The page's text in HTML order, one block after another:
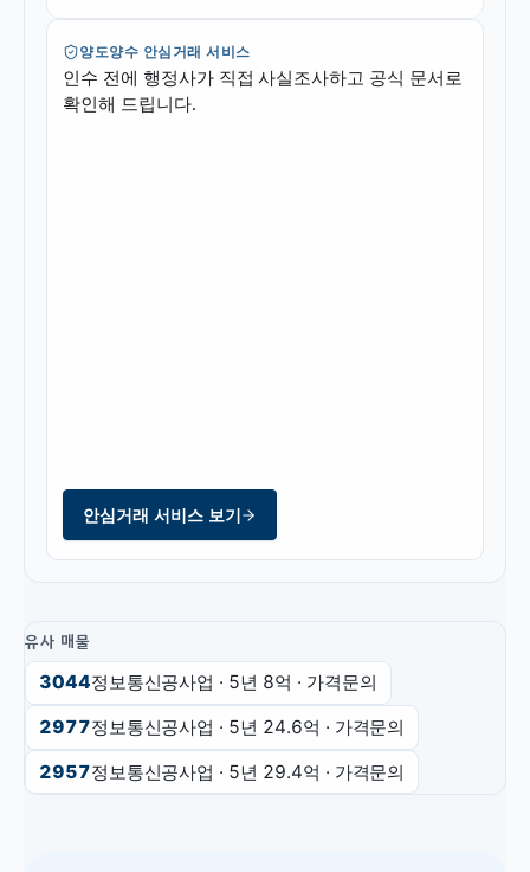
양도양수 안심거래 서비스
인수 전에 행정사가 직접 사실조사하고 공식 문서로
확인해 드립니다.
안심거래 서비스 보기
유사 매물
3044정보통신공사업 · 5년 8억 · 가격문의
2977정보통신공사업 · 5년 24.6억 · 가격문의
2957정보통신공사업 · 5년 29.4억 · 가격문의